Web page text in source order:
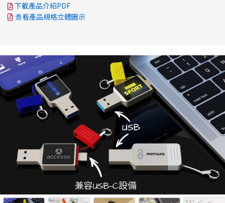
下載產品介紹PDF
查看產品規格立體圖示